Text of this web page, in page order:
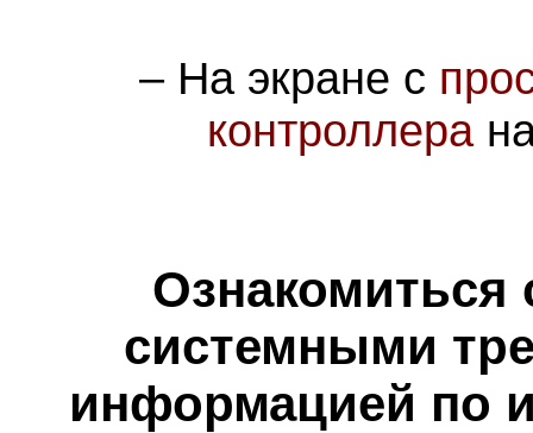
– На экране с
контроллера
Ознакомиться
системными
информацией по